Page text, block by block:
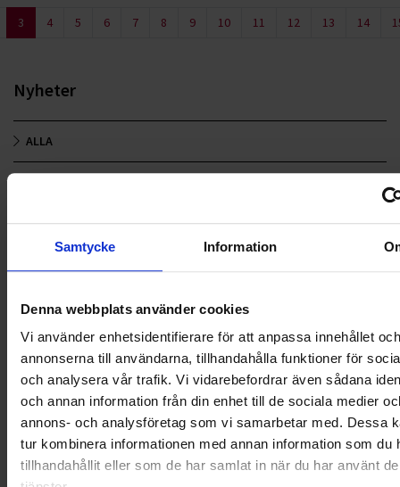
Samtycke Information
Denna webbplats använder cookies
Vi använder enhetsidentifierare för att anpassa innehållet och
annonserna till användarna, tillhandahålla funktioner för
och analysera vår trafik. Vi vidarebefordrar även sådana
och annan information från din enhet till de sociala medier
annons- och analysföretag som vi samarbetar med. Dessa
tur kombinera informationen med annan information som du
tillhandahållit eller som de har samlat in när du har använt
3 4 5 6 7 8 9 10 11 12 13 14
Nyheter
ALLA
LANDSKRONA
OHLSSONS REGION MITT
OHLSSONS REGION SYD
OHLSSONS REGION VÄST
OHLSSONSKOLLEGOR
RENHÅLLNING